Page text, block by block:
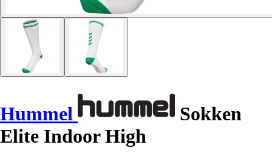
Hummel
Sokken
Elite Indoor High